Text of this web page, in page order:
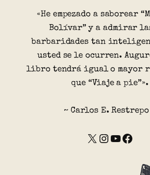
«He empezado a saborear
Bolívar” y a admirar
barbaridades tan
usted se le ocurren.
libro tendrá igual o mayor
que “Viaje a pie”».
~ Carlos E. Restrepo
X Instagram YouTube Facebook